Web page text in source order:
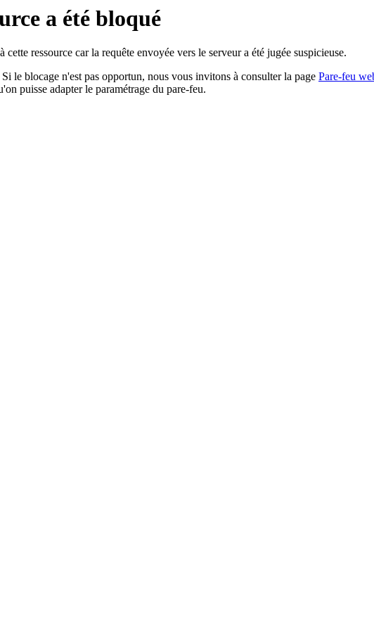
a été bloqué
ressource car la requête envoyée vers le serveur a été jugée suspicieuse.
le blocage n'est pas opportun, nous vous invitons à consulter la page Pare-feu
puisse adapter le paramétrage du pare-feu.